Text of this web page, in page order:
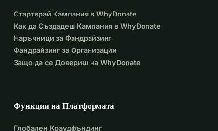
Стартирай Кампания в WhyDonate
Как да Създадеш Кампания в WhyDonate
Наръчници за Фандрайзинг
Фандрайзинг за Организации
Защо да се Довериш на WhyDonate
Функции на Платформата
Глобален Краудфъндинг